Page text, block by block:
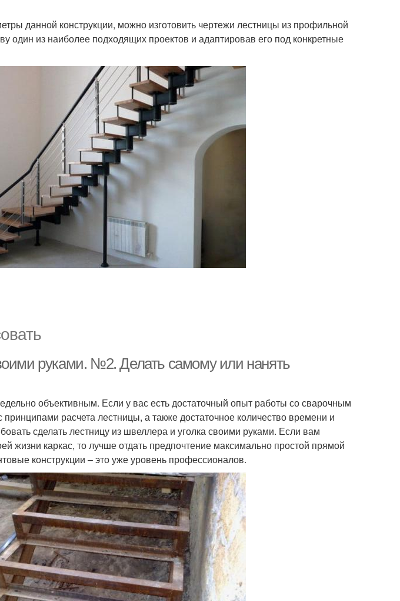
данной конструкции, можно изготовить чертежи лестницы из профильной
один из наиболее подходящих проектов и адаптировав его под конкретные
руками. №2. Делать самому или нанять
объективным. Если у вас есть достаточный опыт работы со сварочным
расчета лестницы, а также достаточное количество времени и
сделать лестницу из швеллера и уголка своими руками. Если вам
жизни каркас, то лучше отдать предпочтение максимально простой прямой
конструкции – это уже уровень профессионалов.